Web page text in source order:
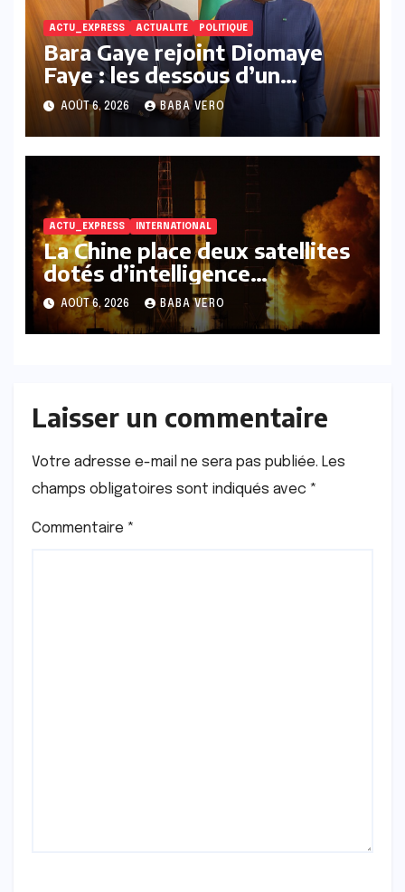
ACTU_EXPRESS ACTUALITE POLITIQUE
Bara Gaye rejoint Diomaye
Faye : les dessous d’un
rapprochement politique
marqué par deux rencontres
clés
AOÛT 6, 2026 BABA VERO
ACTU_EXPRESS INTERNATIONAL
La Chine place deux satellites
dotés d’intelligence
artificielle en orbite.
AOÛT 6, 2026 BABA VERO
Laisser un commentaire
Votre adresse e-mail ne sera pas publiée. Les
champs obligatoires sont indiqués avec *
Commentaire *